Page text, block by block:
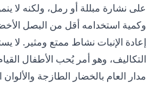
على نشارة مبللة أو رمل، ولكنه لا
وكمية استخدامه أقل من البصل
إعادة الإنبات نشاط ممتع ومثير. لا
التكاليف، وهو أمر يُحب الأطفال
مدار العام بالخضار الطازجة والألوان